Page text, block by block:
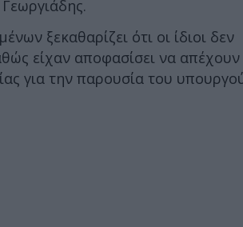
ξεκαθαρίζει ότι οι ίδιοι δεν
είχαν αποφασίσει να
για την παρουσία του